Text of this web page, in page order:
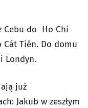
Cebu do Ho Chi
Tiên. Do domu
Londyn.
już
Jakub w zeszłym